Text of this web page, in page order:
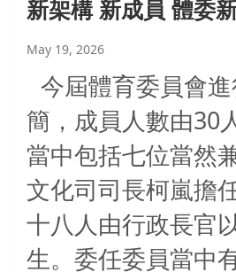
新架構 新成員 體委
May 19, 2026
今屆體育委員會
簡，成員人數由30
當中包括七位當然
文化司司長柯嵐擔
十八人由行政長官
生。委任委員當中